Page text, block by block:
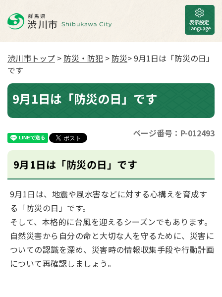
渋川市トップ > 防災・防犯 > 防災> 9月1日は「防災の日」
です
9月1日は「防災の日」です
ページ番号：P-012493
9月1日は「防災の日」です
9月1日は、地震や風水害などに対する心構えを育成す
る「防災の日」です。
そして、本格的に台風を迎えるシーズンでもあります。
自然災害から自分の命と大切な人を守るために、災害に
ついての認識を深め、災害時の情報収集手段や行動計画
について再確認しましょう。